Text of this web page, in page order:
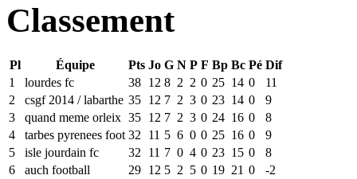
Classement
Pl Équipe Pts Jo G N P F Bp Bc Pé Dif
1
lourdes fc 38 12 8 2 2 0 25 14 0
11
2
csgf 2014 / labarthe 35 12 7 2 3 0 23 14 0
9
3
quand meme orleix 35 12 7 2 3 0 24 16 0
8
4
tarbes pyrenees foot 32 11 5 6 0 0 25 16 0
9
5
isle jourdain fc 32 11 7 0 4 0 23 15 0
8
6
auch football 29 12 5 2 5 0 19 21 0
-2